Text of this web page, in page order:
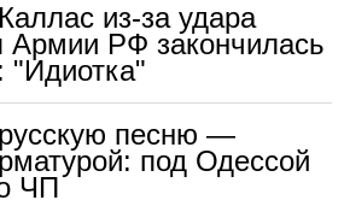
из-за удара
Армии РФ закончилась
"Идиотка"
песню —
под Одессой
ЧП